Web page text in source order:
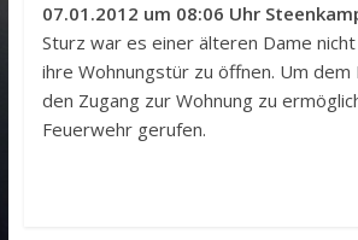
07.01.2012 um 08:06 Uhr
Sturz war es einer älteren Dame
ihre Wohnungstür zu öffnen. Um
den Zugang zur Wohnung zu
Feuerwehr gerufen.